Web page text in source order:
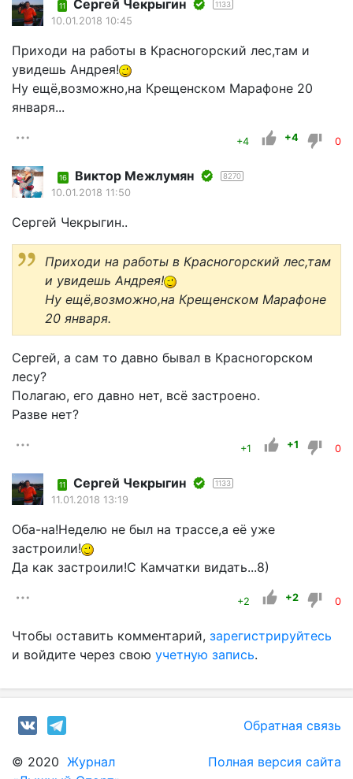
11 Сергей Чекрыгин 1133
10.01.2018 10:45
Приходи на работы в Красногорский лес,там и
увидешь Андрея!
Ну ещё,возможно,на Крещенском Марафоне 20
января...
+4 +4 0
16 Виктор Межлумян 8270
10.01.2018 11:50
Сергей Чекрыгин..
Приходи на работы в Красногорский лес,там
и увидешь Андрея!
Ну ещё,возможно,на Крещенском Марафоне
20 января.
Сергей, а сам то давно бывал в Красногорском
лесу?
Полагаю, его давно нет, всё застроено.
Разве нет?
+1 +1 0
11 Сергей Чекрыгин 1133
11.01.2018 13:19
Оба-на!Неделю не был на трассе,а её уже
застроили!
Да как застроили!С Камчатки видать...8)
+2 +2 0
Чтобы оставить комментарий, зарегистрируйтесь
и войдите через свою учетную запись.
Обратная связь
© 2020 Журнал
Полная версия сайта